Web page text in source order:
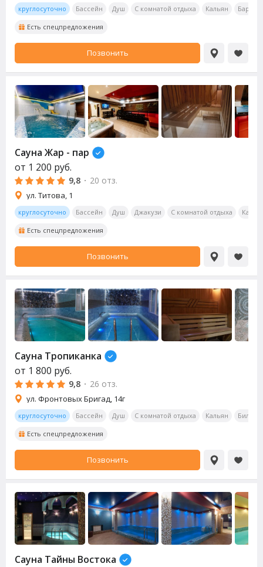
круглосуточно Бассейн Душ С комнатой отдыха Кальян Бар
Есть спецпредложения
Позвонить
Сауна Жар - пар
от 1 200 руб.
9,8 · 20 отз.
ул. Титова, 1
круглосуточно Бассейн Душ Джакузи С комнатой отдыха
Есть спецпредложения
Позвонить
Сауна Тропиканка
от 1 800 руб.
9,8 · 26 отз.
ул. Фронтовых Бригад, 14г
круглосуточно Бассейн Душ С комнатой отдыха Кальян
Есть спецпредложения
Позвонить
Сауна Тайны Востока